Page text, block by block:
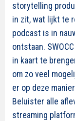
storytelling
in zit, wat lijkt te
podcast is in
ontstaan.
in kaart te
om zo veel
er op deze
Beluister alle
streaming